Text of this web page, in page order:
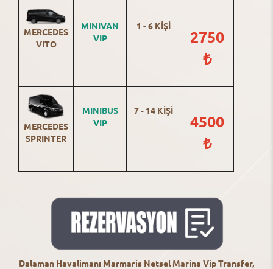
MERCEDES
VITO
MINIVAN
VIP
1 - 6 KİŞİ
2750
₺
MERCEDES
SPRINTER
MINIBUS
VIP
7 - 14 KİŞİ
4500
₺
Dalaman Havalimanı Marmaris Netsel Marina Vip Transfer,